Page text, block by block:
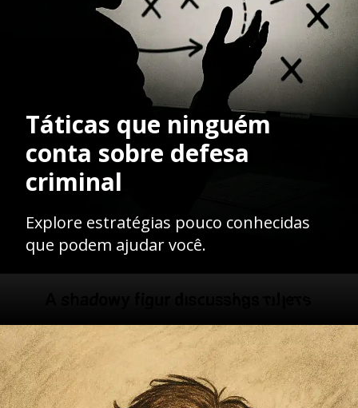
Táticas que ninguém
conta sobre defesa
criminal
Explore estratégias pouco conhecidas
que podem ajudar você.
Opening https://ademilsoncs.adv.br/